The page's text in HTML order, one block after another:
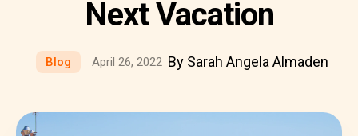
Next Vacation
Blog April 26, 2022 By Sarah Angela Almaden